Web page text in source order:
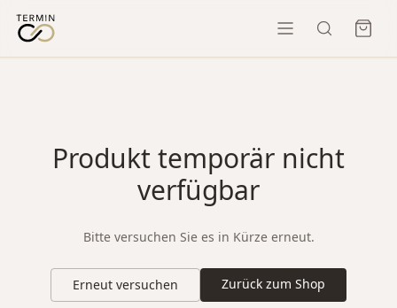
Produkt temporär nicht
verfügbar
Bitte versuchen Sie es in Kürze erneut.
Erneut versuchen Zurück zum Shop